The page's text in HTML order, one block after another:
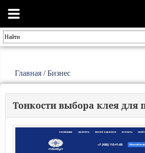
Главная /Бизнес
Тонкости выбора клея для